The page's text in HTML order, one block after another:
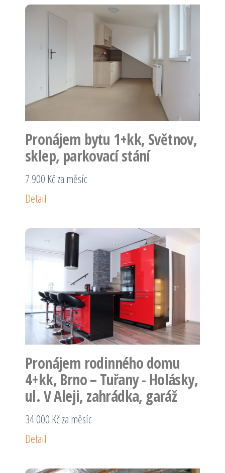
Pronájem bytu 1+kk, Světnov,
sklep, parkovací stání
7 900 Kč za měsíc
Detail
Pronájem rodinného domu
4+kk, Brno – Tuřany - Holásky,
ul. V Aleji, zahrádka, garáž
34 000 Kč za měsíc
Detail